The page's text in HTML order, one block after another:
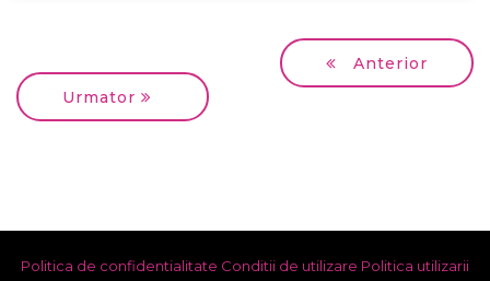
Anterior
Urmator
Politica de confidentialitate Conditii de utilizare Politica utilizarii